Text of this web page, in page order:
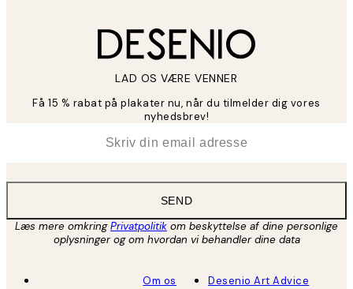
LAD OS VÆRE VENNER
Få 15 % rabat på plakater nu, når du tilmelder dig vores
nyhedsbrev!
SEND
Læs mere omkringPrivatpolitik om beskyttelse af dine personlige
oplysninger og om hvordan vi behandler dine data
Om os
Desenio Art Advice